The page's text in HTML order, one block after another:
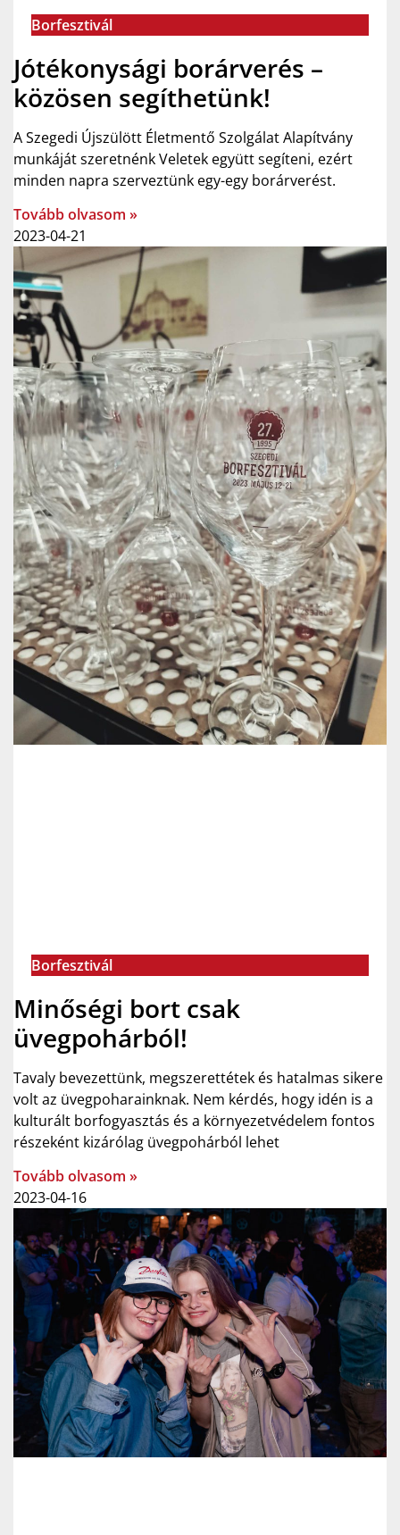
Borfesztivál
Jótékonysági borárverés –
közösen segíthetünk!
A Szegedi Újszülött Életmentő Szolgálat Alapítvány
munkáját szeretnénk Veletek együtt segíteni, ezért
minden napra szerveztünk egy-egy borárverést.
Tovább olvasom »
2023-04-21
Borfesztivál
Minőségi bort csak
üvegpohárból!
Tavaly bevezettünk, megszerettétek és hatalmas sikere
volt az üvegpoharainknak. Nem kérdés, hogy idén is a
kulturált borfogyasztás és a környezetvédelem fontos
részeként kizárólag üvegpohárból lehet
Tovább olvasom »
2023-04-16